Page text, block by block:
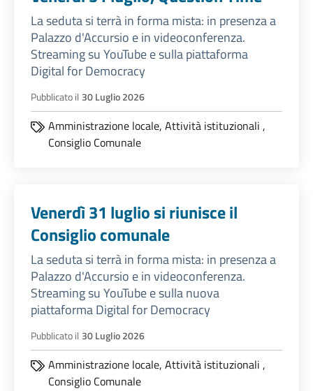
La seduta si terrà in forma mista: in presenza a
Palazzo d'Accursio e in videoconferenza.
Streaming su YouTube e sulla piattaforma
Digital for Democracy
Pubblicato il 30 Luglio 2026
Amministrazione locale, Attività istituzionali ,
Consiglio Comunale
Venerdì 31 luglio si riunisce il
Consiglio comunale
La seduta si terrà in forma mista: in presenza a
Palazzo d'Accursio e in videoconferenza.
Streaming su YouTube e sulla nuova
piattaforma Digital for Democracy
Pubblicato il 30 Luglio 2026
Amministrazione locale, Attività istituzionali ,
Consiglio Comunale